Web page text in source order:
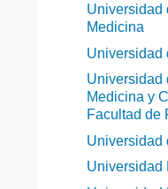
Universidad
Medicina
Universidad
Universidad
Medicina y
Facultad de
Universidad
Universidad